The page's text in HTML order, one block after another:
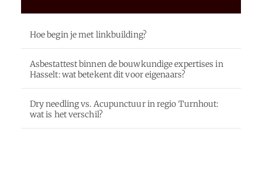
Hoe begin je met linkbuilding?
Asbestattest binnen de bouwkundige expertises in
Hasselt: wat betekent dit voor eigenaars?
Dry needling vs. Acupunctuur in regio Turnhout:
wat is het verschil?